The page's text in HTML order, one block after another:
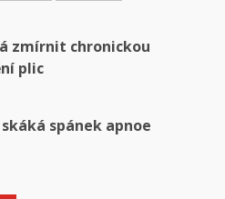
zmírnit chronickou
plic
spánek apnoe